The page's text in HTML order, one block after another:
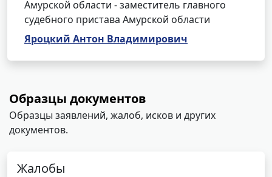
Амурской области - заместитель главного
судебного пристава Амурской области
Яроцкий Антон Владимирович
Образцы документов
Образцы заявлений, жалоб, исков и других
документов.
Жалобы